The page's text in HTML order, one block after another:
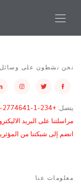
نحن نشطون على وسائل
يتصل: +234-1-2774641-5
مراسلتنا على البريد
انضم إلى شبكتنا من
معلومات عنا